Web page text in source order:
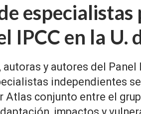
especialistas
IPCC en la U.
autoras y autores del
independientes
Atlas conjunto entre el